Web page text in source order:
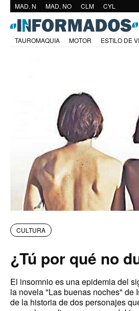
MAD. N MAD. NO CLM CYL
TAUROMAQUIA MOTOR ESTILO DE
CULTURA
¿Tú por qué no
El insomnio es una epidemia del
la novela "Las buenas noches" de
de la historia de dos personajes